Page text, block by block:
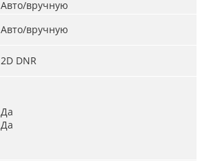
Авто/вручную
Авто/вручную
2D DNR
Да
Да